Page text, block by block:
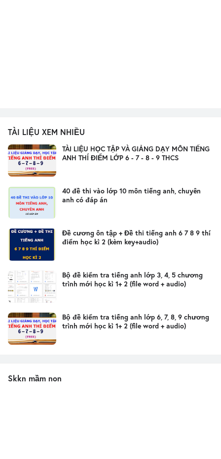
TÀI LIỆU XEM NHIỀU
TÀI LIỆU HỌC TẬP VÀ GIẢNG DẠY MÔN TIẾNG
ANH THÍ ĐIỂM LỚP 6 - 7 - 8 - 9 THCS
40 đề thi vào lớp 10 môn tiếng anh, chuyên
anh có đáp án
Đề cương ôn tập + Đề thi tiếng anh 6 7 8 9 thí
điểm học kì 2 (kèm key+audio)
Bộ đề kiểm tra tiếng anh lớp 3, 4, 5 chương
trình mới học kì 1+ 2 (file word + audio)
Bộ đề kiểm tra tiếng anh lớp 6, 7, 8, 9 chương
trình mới học kì 1+ 2 (file word + audio)
Skkn mầm non